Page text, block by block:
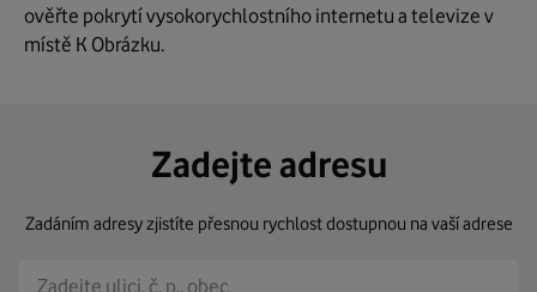
ověřte pokrytí vysokorychlostního internetu a televize v
místě K Obrázku.
Zadejte adresu
Zadáním adresy zjistíte přesnou rychlost dostupnou na vaší adrese